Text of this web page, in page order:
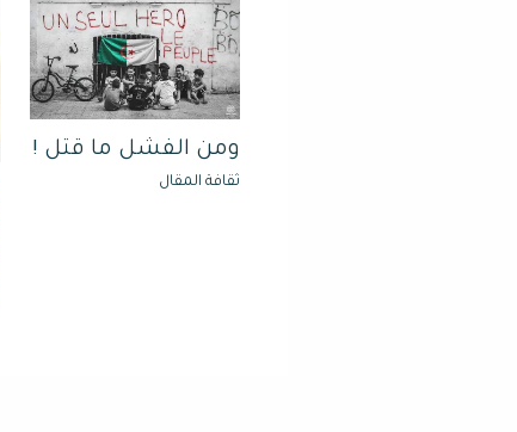
ومن الفشل ما قتل !
ثقافة المقال